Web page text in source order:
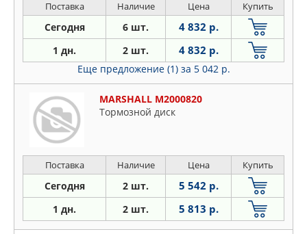
Поставка Наличие Цена Купить
Сегодня 6 шт. 4 832 р.
1 дн. 2 шт. 4 832 р.
Еще предложение (1) за 5 042 р.
MARSHALL M2000820
Тормозной диск
Поставка Наличие Цена Купить
Сегодня 2 шт. 5 542 р.
1 дн. 2 шт. 5 813 р.